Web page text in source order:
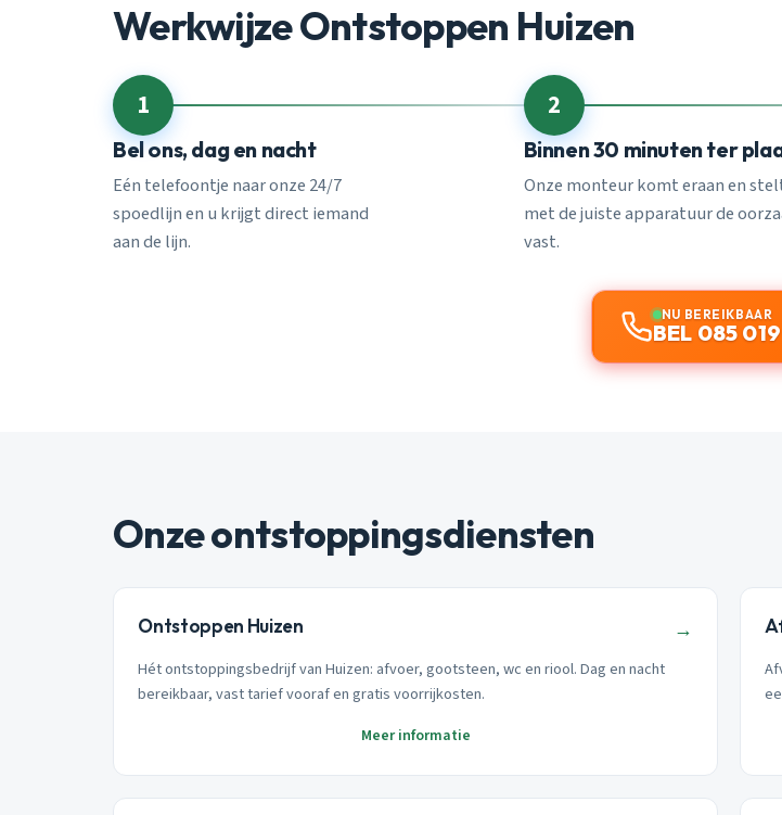
Werkwijze Ontstoppen Huizen
1
Bel ons, dag en nacht
Eén telefoontje naar onze 24/7
spoedlijn en u krijgt direct iemand
aan de lijn.
2
Binnen 30 minuten ter
Onze monteur komt eraan en
met de juiste apparatuur de
vast.
NU BEREIKBAAR
BEL 085
Onze ontstoppingsdiensten
Ontstoppen Huizen →
Hét ontstoppingsbedrijf van Huizen: afvoer, gootsteen, wc en riool. Dag en nacht
bereikbaar, vast tarief vooraf en gratis voorrijkosten.
Meer informatie